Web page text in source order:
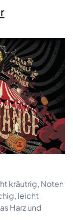
kräutrig, Noten
leicht
Harz und